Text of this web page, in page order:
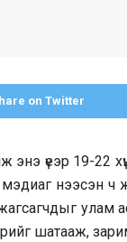
on Twitter
энэ үеэр 19-22
нээсэн ч
улам
шатааж,